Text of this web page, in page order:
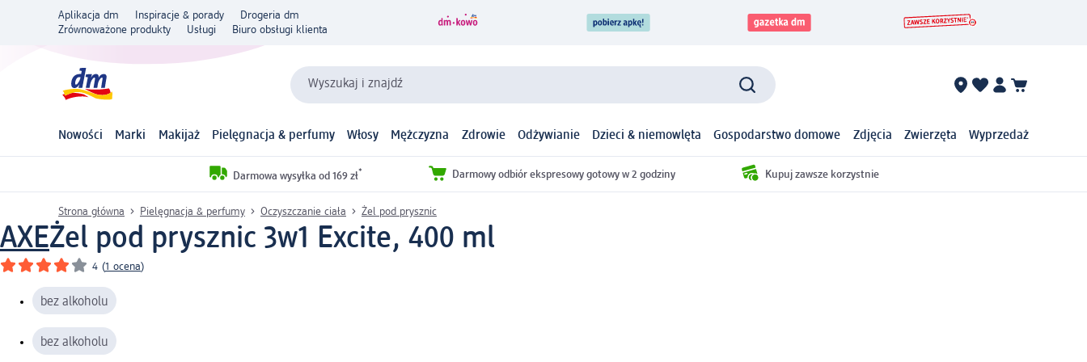
Aplikacja dm Inspiracje & porady
Drogeria dm
Zrównoważone produkty
Usługi Biuro obsługi klienta
Wyszukaj i znajdź
Nowości Marki Makijaż Pielęgnacja & perfumy Włosy Mężczyzna Zdrowie Odżywianie Dzieci & niemowlęta Gospodarstwo domowe Zdjęcia Zwierzęta Wyprzedaż
Darmowa wysyłka od 169 zł* Darmowy odbiór ekspresowy gotowy w 2 godziny Kupuj zawsze korzystnie
Strona główna Pielęgnacja & perfumy Oczyszczanie ciała Żel pod prysznic
AXEŻel pod prysznic 3w1 Excite, 400 ml
4 (1 ocena)
bez alkoholu
bez alkoholu